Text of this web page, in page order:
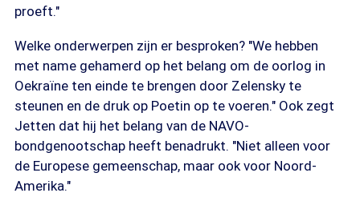
proeft."
Welke onderwerpen zijn er besproken? "We hebben
met name gehamerd op het belang om de oorlog in
Oekraïne ten einde te brengen door Zelensky te
steunen en de druk op Poetin op te voeren." Ook zegt
Jetten dat hij het belang van de NAVO-
bondgenootschap heeft benadrukt. "Niet alleen voor
de Europese gemeenschap, maar ook voor Noord-
Amerika."